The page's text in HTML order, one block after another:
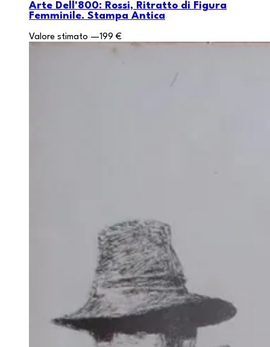
Arte Dell'800: Rossi, Ritratto di Figura
Femminile. Stampa Antica
Valore stimato —199 €